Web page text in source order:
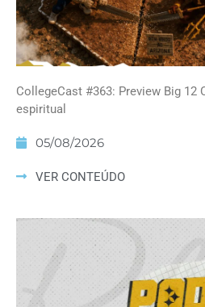
CollegeCast #363: Preview Big 12
espiritual
05/08/2026
VER CONTEÚDO